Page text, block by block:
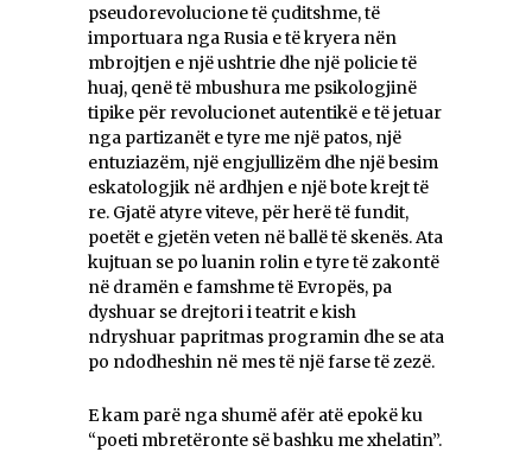
pseudorevolucione të çuditshme, të
importuara nga Rusia e të kryera nën
mbrojtjen e një ushtrie dhe një policie të
huaj, qenë të mbushura me psikologjinë
tipike për revolucionet autentikë e të jetuar
nga partizanët e tyre me një patos, një
entuziazëm, një engjullizëm dhe një besim
eskatologjik në ardhjen e një bote krejt të
re. Gjatë atyre viteve, për herë të fundit,
poetët e gjetën veten në ballë të skenës. Ata
kujtuan se po luanin rolin e tyre të zakontë
në dramën e famshme të Evropës, pa
dyshuar se drejtori i teatrit e kish
ndryshuar papritmas programin dhe se ata
po ndodheshin në mes të një farse të zezë.
E kam parë nga shumë afër atë epokë ku
“poeti mbretëronte së bashku me xhelatin”.